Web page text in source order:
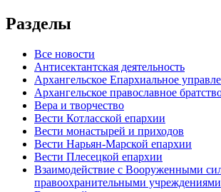
Разделы
Все новости
Антисектантская деятельность
Архангельское Епархиальное
Архангельское православное
Вера и творчество
Вести Котласской епархии
Вести монастырей и приходов
Вести Нарьян-Марской епархии
Вести Плесецкой епархии
Взаимодействие с Вооруженными
правоохранительными учреждениями